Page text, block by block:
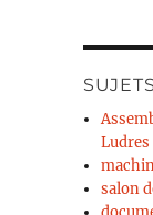
Ludres
salon